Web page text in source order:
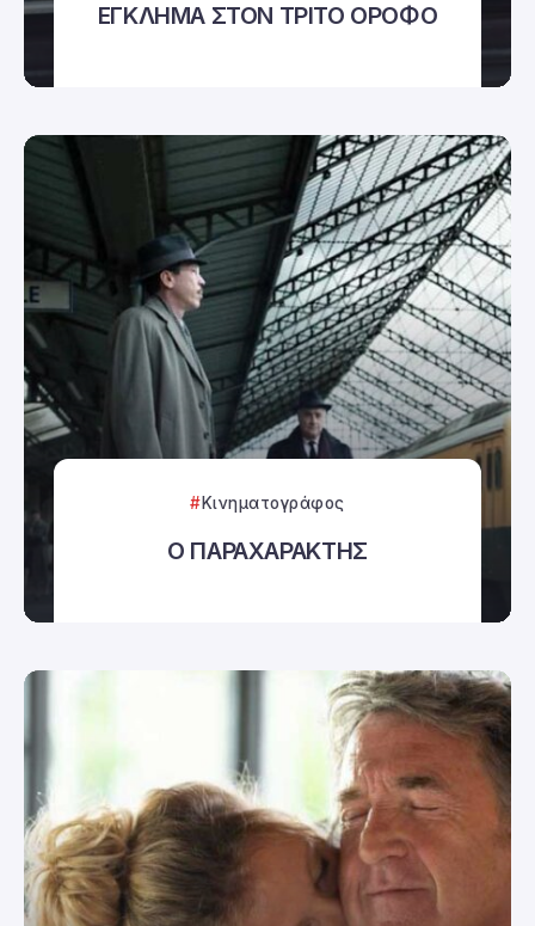
ΕΓΚΛΗΜΑ ΣΤΟΝ ΤΡΙΤΟ ΟΡΟΦΟ
Κινηματογράφος
Ο ΠΑΡΑΧΑΡΑΚΤΗΣ